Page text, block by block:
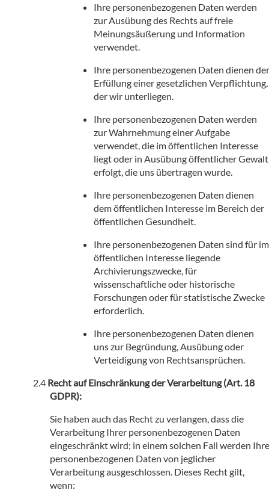
Ihre personenbezogenen Daten werden
zur Ausübung des Rechts auf freie
Meinungsäußerung und Information
verwendet.
Ihre personenbezogenen Daten dienen der
Erfüllung einer gesetzlichen Verpflichtung,
der wir unterliegen.
Ihre personenbezogenen Daten werden
zur Wahrnehmung einer Aufgabe
verwendet, die im öffentlichen Interesse
liegt oder in Ausübung öffentlicher Gewalt
erfolgt, die uns übertragen wurde.
Ihre personenbezogenen Daten dienen
dem öffentlichen Interesse im Bereich der
öffentlichen Gesundheit.
Ihre personenbezogenen Daten sind für im
öffentlichen Interesse liegende
Archivierungszwecke, für
wissenschaftliche oder historische
Forschungen oder für statistische Zwecke
erforderlich.
Ihre personenbezogenen Daten dienen
uns zur Begründung, Ausübung oder
Verteidigung von Rechtsansprüchen.
Recht auf Einschränkung der Verarbeitung (Art. 18
GDPR):
Sie haben auch das Recht zu verlangen, dass die
Verarbeitung Ihrer personenbezogenen Daten
eingeschränkt wird; in einem solchen Fall werden Ihre
personenbezogenen Daten von jeglicher
Verarbeitung ausgeschlossen. Dieses Recht gilt,
wenn: